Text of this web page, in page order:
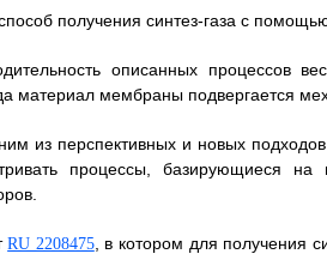
получения синтез-газа с
описанных процессов
материал мембраны подвергается
из перспективных и новых
процессы, базирующиеся на
RU 2208475, в котором для получения